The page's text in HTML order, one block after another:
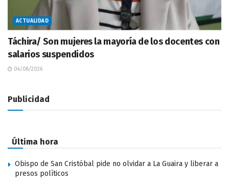
ACTUALIDAD
Táchira/ Son mujeres la mayoría de los docentes con
salarios suspendidos
04/08/2026
Publicidad
Última hora
Obispo de San Cristóbal pide no olvidar a La Guaira y liberar a
presos políticos